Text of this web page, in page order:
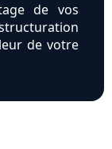
de vos
de votre